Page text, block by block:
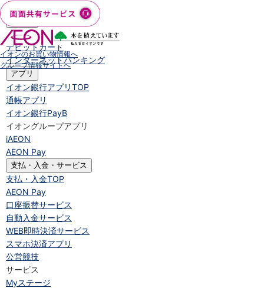
介護保険
カード
クレジットカード
デビットカード
インターネットバンキング
アプリ
イオン銀行アプリTOP
通帳アプリ
イオン銀行PayB
イオングループアプリ
iAEON
AEON Pay
支払・入金・サービス
支払・入金TOP
AEON Pay
口座振替サービス
自動入金サービス
WEB即時決済サービス
スマホ決済アプリ
公営競技
サービス
Myステージ
イオンのお買い物情報へ
グループ情報サイトへ